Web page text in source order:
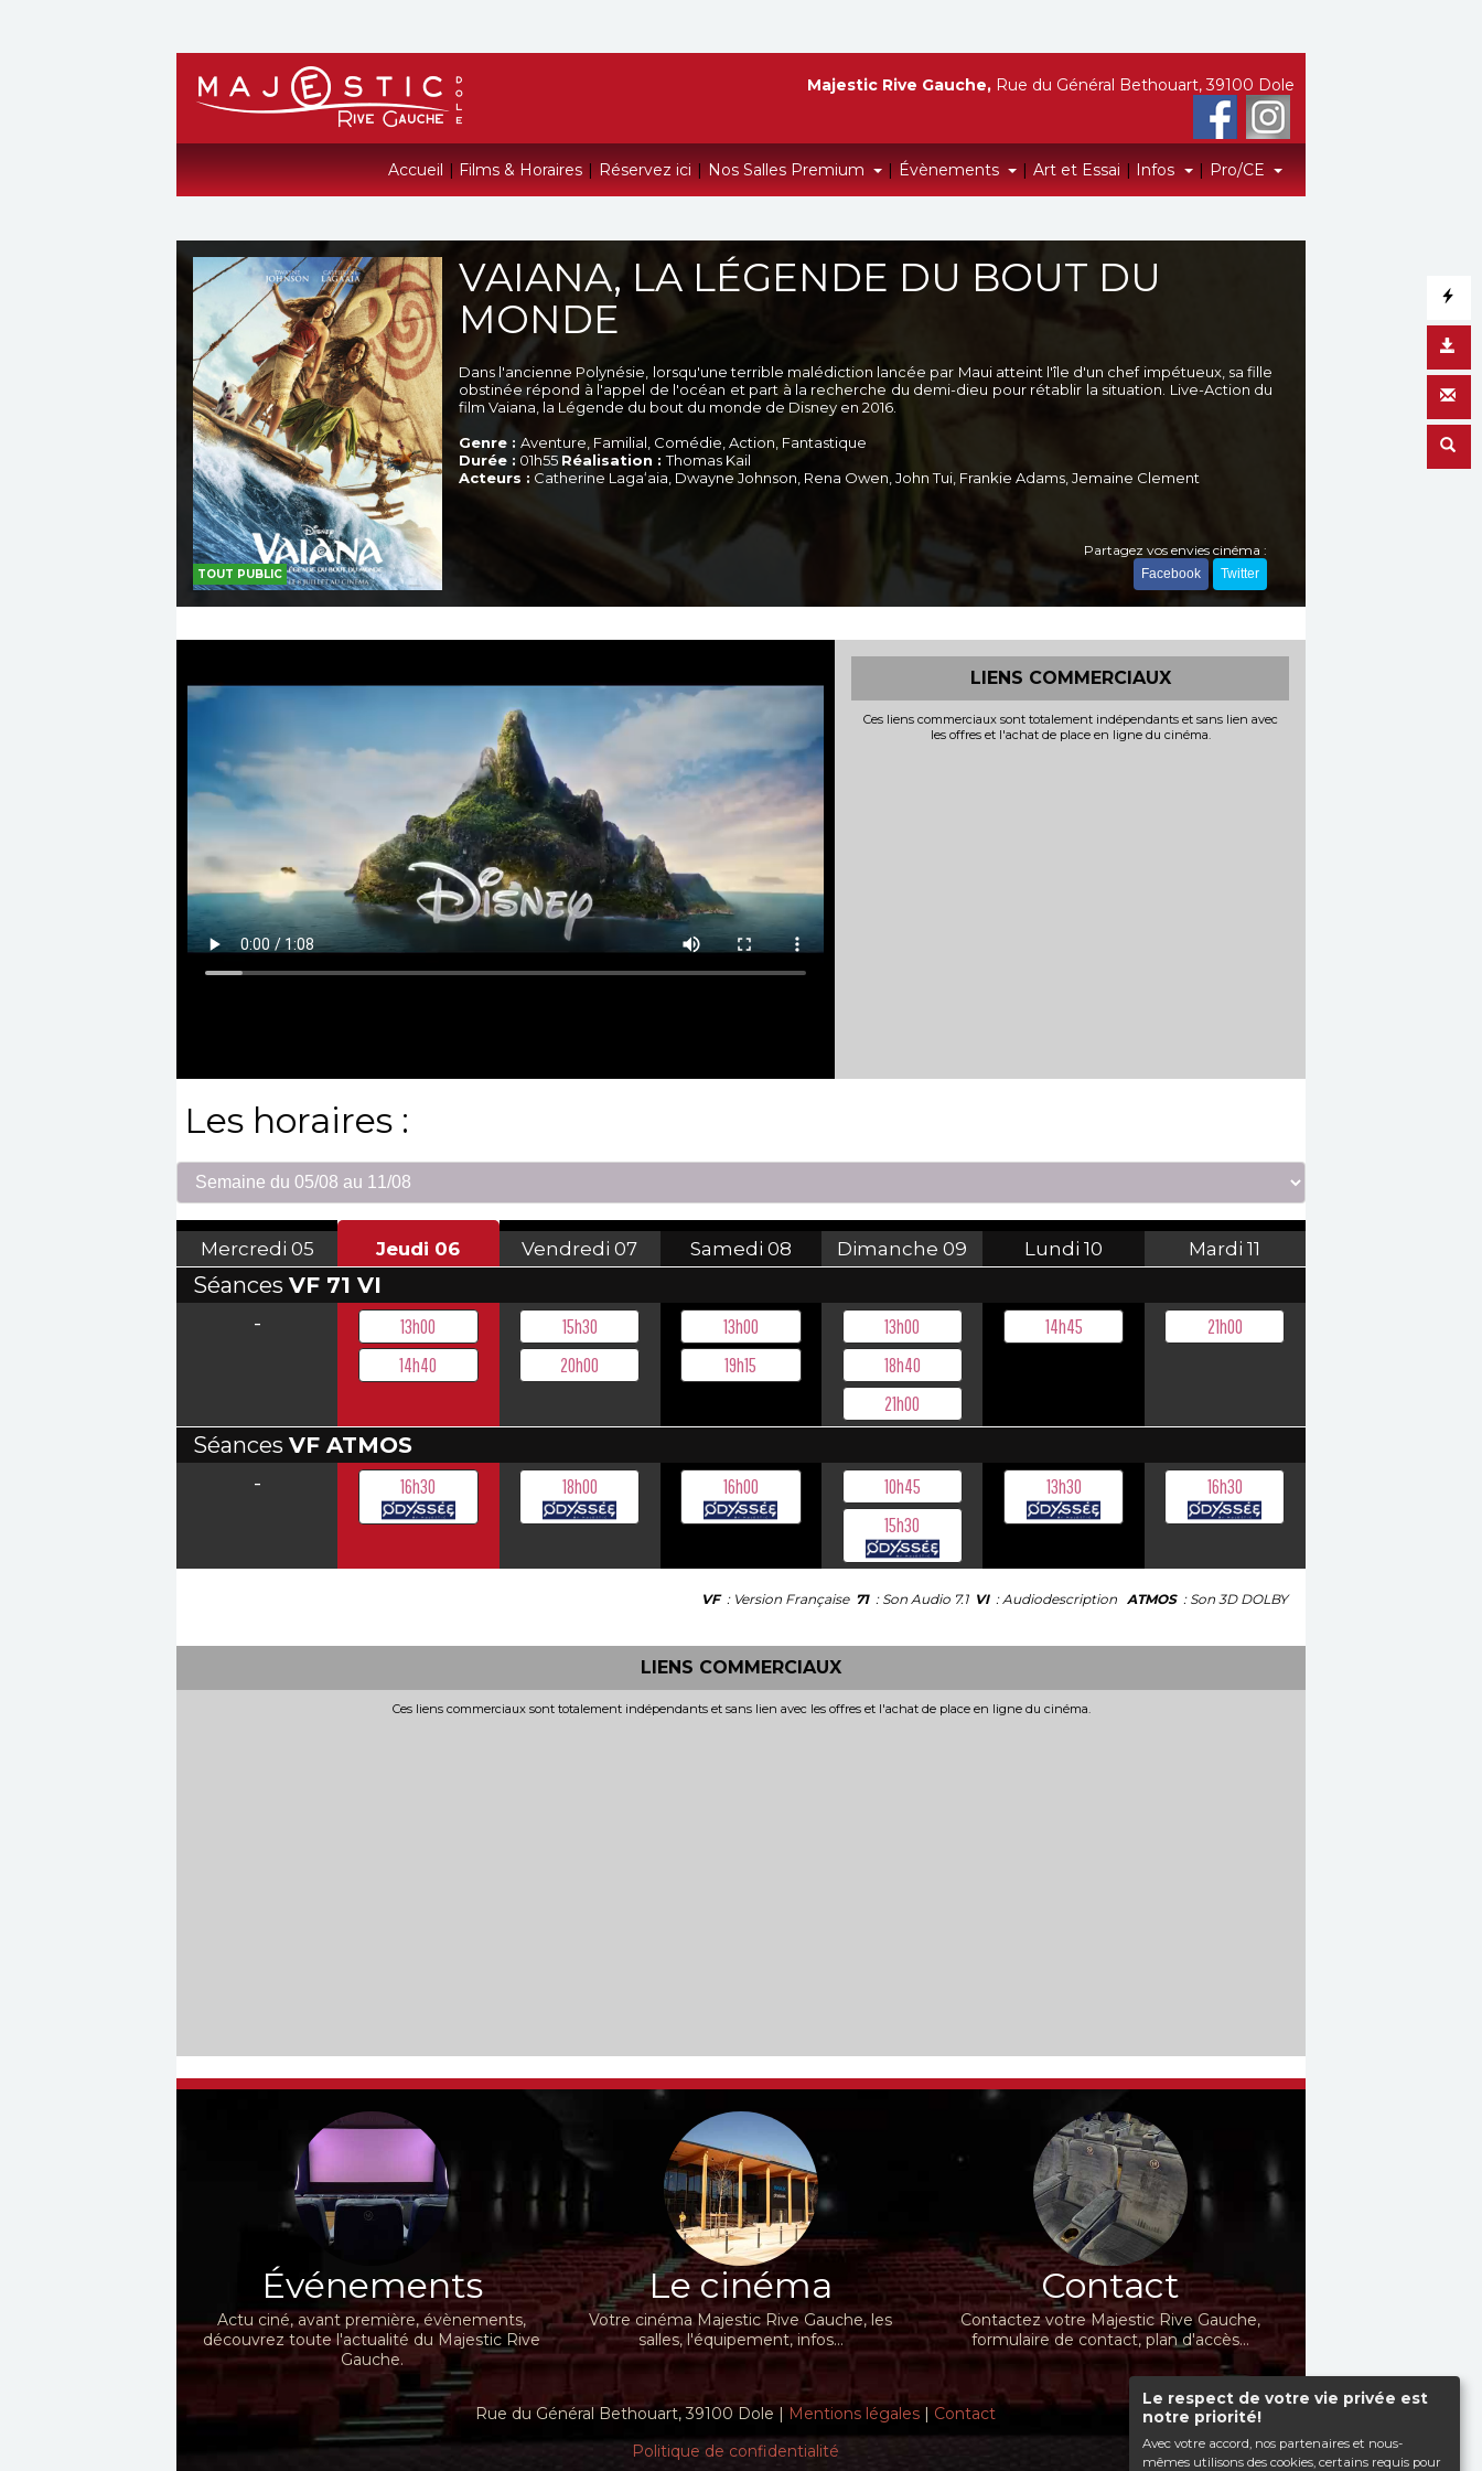
Le respect de votre vie privée est
notre priorité!
Avec votre accord, nos partenaires et nous-
mêmes utilisons des cookies, certains requis pour
Accueil | Films & Horaires | Réservez ici | Nos Salles Premium | Évènements | Art et Essai | Infos | Pro/CE
Majestic Rive Gauche, Rue du Général Bethouart, 39100 Dole
TOUT PUBLIC
VAIANA, LA LÉGENDE DU BOUT DU
MONDE
Dans l'ancienne Polynésie, lorsqu'une terrible malédiction lancée par Maui atteint l'île d'un chef impétueux, sa fille
obstinée répond à l'appel de l'océan et part à la recherche du demi-dieu pour rétablir la situation. Live-Action du
film Vaiana, la Légende du bout du monde de Disney en 2016.
Genre : Aventure, Familial, Comédie, Action, Fantastique
Durée : 01h55 Réalisation :Thomas Kail
Acteurs : Catherine Lagaʻaia, Dwayne Johnson, Rena Owen, John Tui, Frankie Adams, Jemaine Clement
Partagez vos envies cinéma :
Facebook Twitter
LIENS COMMERCIAUX
Ces liens commerciaux sont totalement indépendants et sans lien avec
les offres et l'achat de place en ligne du cinéma.
Les horaires :
Mercredi 05 Jeudi 06 Vendredi 07 Samedi 08 Dimanche 09 Lundi 10 Mardi 11
Séances VF 71 VI
-
13h00
14h40
15h30
20h00
13h00
19h15
13h00
18h40
21h00
14h45 21h00
Séances VF ATMOS
-
16h30 18h00 16h00
10h45
15h30
13h30 16h30
VF : Version Française 71 : Son Audio 7.1 VI : Audiodescription ATMOS : Son 3D DOLBY
LIENS COMMERCIAUX
Ces liens commerciaux sont totalement indépendants et sans lien avec les offres et l'achat de place en ligne du cinéma.
Événements
Actu ciné, avant première, évènements,
découvrez toute l'actualité du Majestic Rive
Gauche.
Le cinéma
Votre cinéma Majestic Rive Gauche, les
salles, l'équipement, infos...
Contact
Contactez votre Majestic Rive Gauche,
formulaire de contact, plan d'accès...
Rue du Général Bethouart, 39100 Dole |Mentions légales |Contact
Politique de confidentialité